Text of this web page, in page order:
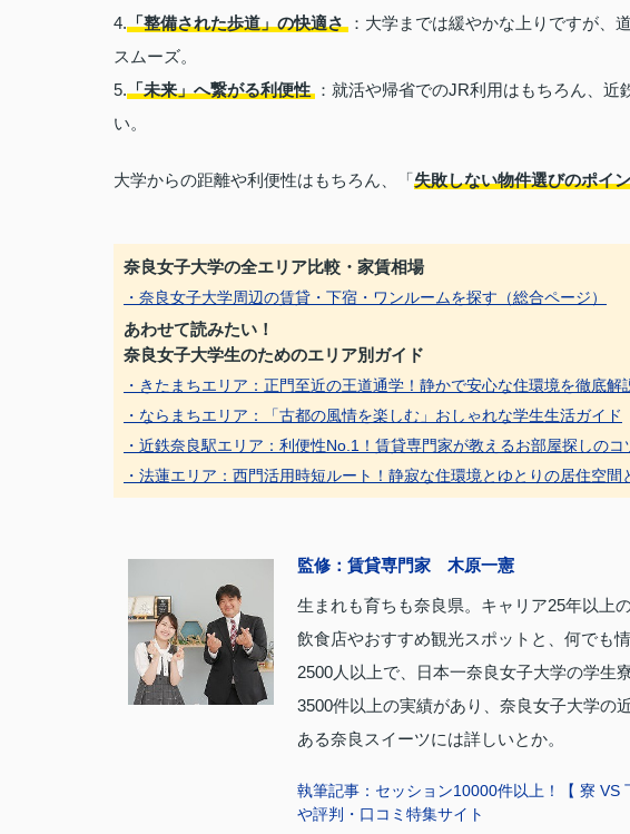
4.「整備された歩道」の快適さ ：大学までは緩やかな上りですが、
スムーズ。
5.「未来」へ繋がる利便性 ：就活や帰省でのJR利用はもちろん、
い。
大学からの距離や利便性はもちろん、「失敗しない物件選びのポイ
奈良女子大学の全エリア比較・家賃相場
・奈良女子大学周辺の賃貸・下宿・ワンルームを探す（総合ページ）
あわせて読みたい！
奈良女子大学生のためのエリア別ガイド
・きたまちエリア：正門至近の王道通学！静かで安心な住環境を徹底解
・ならまちエリア：「古都の風情を楽しむ」おしゃれな学生生活ガイド
・近鉄奈良駅エリア：利便性No.1！賃貸専門家が教えるお部屋探しのコ
・法蓮エリア：西門活用時短ルート！静寂な住環境とゆとりの居住空間
監修：賃貸専門家 木原一憲
生まれも育ちも奈良県。キャリア25年以上
飲食店やおすすめ観光スポットと、何でも
2500人以上で、日本一奈良女子大学の学生
3500件以上の実績があり、奈良女子大学の
ある奈良スイーツには詳しいとか。
執筆記事：セッション10000件以上！【 寮
や評判・口コミ特集サイト